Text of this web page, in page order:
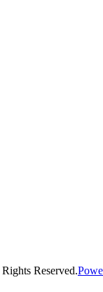
Reserved.